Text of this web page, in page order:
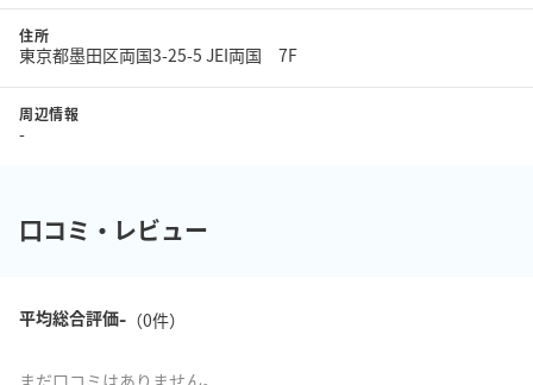
住所
東京都墨田区両国3-25-5 JEI両国 7F
周辺情報
-
口コミ・レビュー
平均総合評価-（0件）
まだ口コミはありません。